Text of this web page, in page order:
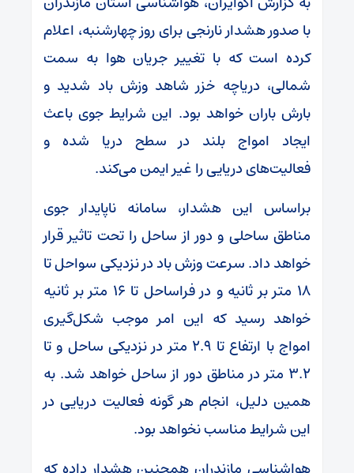
با صدور هشدار نارنجی برای روز چهارشنبه، اعلام
کرده است که با تغییر جریان هوا به سمت
شمالی، دریاچه خزر شاهد وزش باد شدید و
بارش باران خواهد بود. این شرایط جوی باعث
ایجاد امواج بلند در سطح دریا شده و
فعالیت‌های دریایی را غیر ایمن می‌کند.
براساس این هشدار، سامانه ناپایدار جوی
مناطق ساحلی و دور از ساحل را تحت تاثیر قرار
خواهد داد. سرعت وزش باد در نزدیکی سواحل تا
۱۸ متر بر ثانیه و در فراساحل تا ۱۶ متر بر ثانیه
خواهد رسید که این امر موجب شکل‌گیری
امواج با ارتفاع تا ۲.۹ متر در نزدیکی ساحل و تا
۳.۲ متر در مناطق دور از ساحل خواهد شد. به
همین دلیل، انجام هر گونه فعالیت دریایی در
این شرایط مناسب نخواهد بود.